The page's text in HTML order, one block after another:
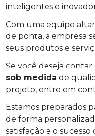
inteligentes e
Com uma equipe
de ponta, a empresa
seus produtos e
Se você deseja
sob medida de
projeto, entre em
Estamos preparados
de forma
satisfação e o sucesso